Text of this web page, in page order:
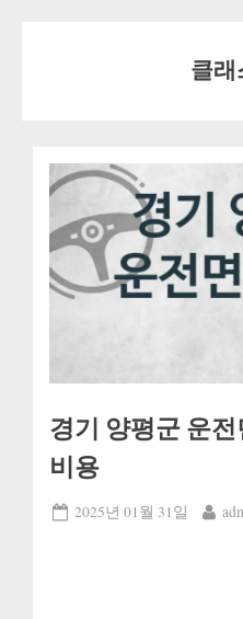
클래
경기 양평군 운
비용
Posted
2025년 01월 31일 By